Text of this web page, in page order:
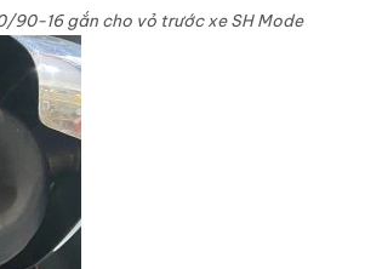
90-16 gắn cho vỏ trước xe SH Mode